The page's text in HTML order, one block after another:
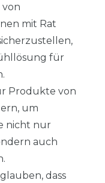
von
mit Rat
für
Produkte von
um
nicht nur
auch
dass